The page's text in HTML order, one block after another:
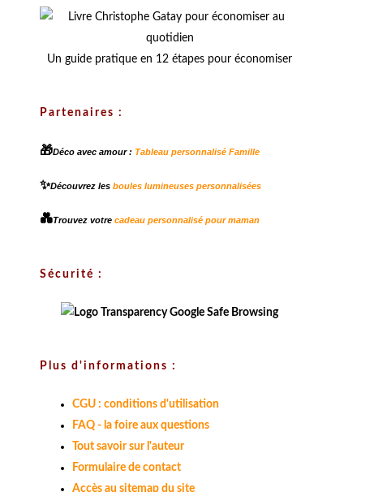
Un guide pratique en 12 étapes pour économiser
Partenaires :
🎁Déco avec amour : Tableau personnalisé Famille
✨Découvrez les boules lumineuses personnalisées
💑Trouvez votre cadeau personnalisé pour maman
Sécurité :
Plus d'informations :
CGU : conditions d'utilisation
FAQ - la foire aux questions
Tout savoir sur l'auteur
Formulaire de contact
Accès au sitemap du site